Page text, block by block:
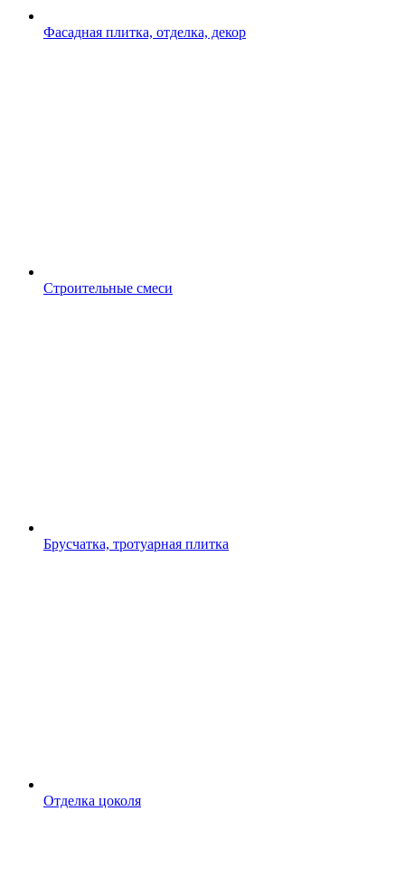
Фасадная плитка, отделка, декор
Строительные смеси
Брусчатка, тротуарная плитка
Отделка цоколя